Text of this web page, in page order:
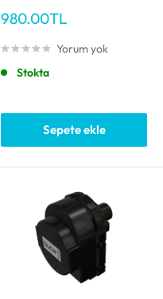
İndirimli
980.00TL
Yorum yok
Stokta
Sepete ekle